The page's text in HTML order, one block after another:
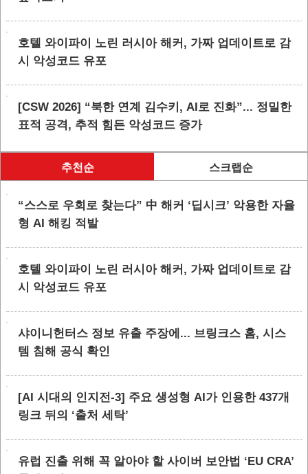
호텔 와이파이 노린 러시아 해커, 가짜 업데이트로 감
시 악성코드 유포
[CSW 2026] “북한 연계 김수키, AI로 진화”... 정밀한
표적 공격, 추적 힘든 악성코드 증가
추천순 스크랩순
“스스로 우회로 찾는다” 中 해커 ‘딥시크’ 악용한 자율
형 AI 해킹 적발
호텔 와이파이 노린 러시아 해커, 가짜 업데이트로 감
시 악성코드 유포
샤이니헌터스 정보 유출 주장에... 브링크스 홈, 시스
템 침해 공식 확인
[AI 시대의 인지전-3] 주요 생성형 AI가 인용한 437개
링크 뒤의 ‘출처 세탁’
유럽 진출 위해 꼭 알아야 할 사이버 보안법 ‘EU CRA’